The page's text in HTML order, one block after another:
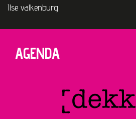
Ilse valkenburg
AGENDA